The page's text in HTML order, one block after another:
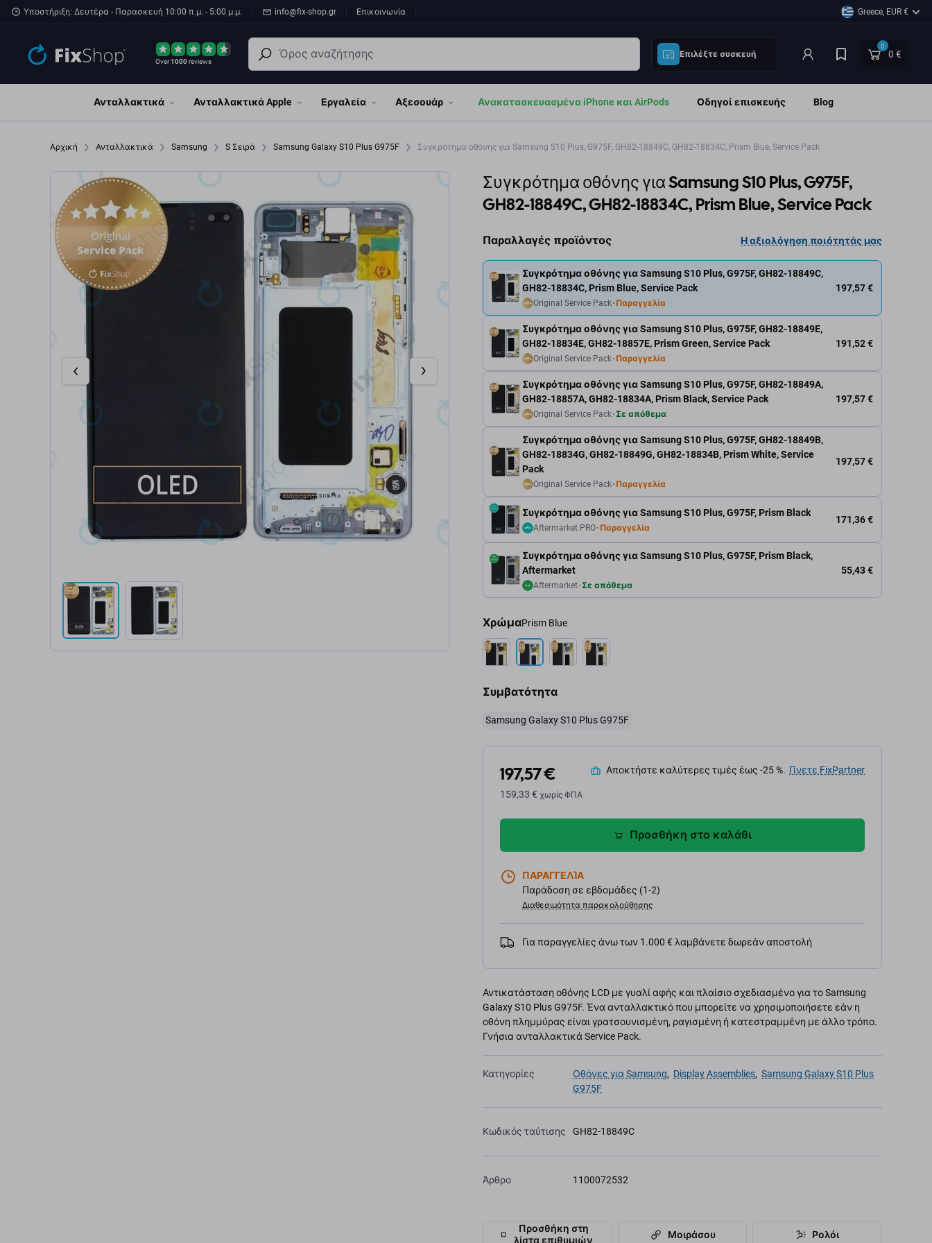
Παράβλεψη στο κύριο περιεχόμενο
Υποστήριξη: Δευτέρα - Παρασκευή 10:00 π.μ. - 5:00 μ.μ. info@fix-shop.gr Επικοινωνία Greece, EUR €
Over1000reviews
Επιλέξτε συσκευή
0
0 €
Ανταλλακτικά Ανταλλακτικά Apple Εργαλεία Αξεσουάρ Ανακατασκευασμένα iPhone και AirPods Οδηγοί επισκευής Blog
Αρχική Ανταλλακτικά Samsung S Σειρά Samsung Galaxy S10 Plus G975F Συγκρότημα οθόνης για Samsung S10 Plus, G975F, GH82-18849C, GH82-18834C, Prism Blue, Service Pack
Συγκρότημα οθόνης για Samsung S10 Plus, G975F,
GH82-18849C, GH82-18834C, Prism Blue, Service Pack
Παραλλαγές προϊόντος Η αξιολόγηση ποιότητάς μας
Συγκρότημα οθόνης για Samsung S10 Plus, G975F, GH82-18849E,
GH82-18834E, GH82-18857E, Prism Green, Service Pack
Original Service Pack Παραγγελία
191,52 €
Συγκρότημα οθόνης για Samsung S10 Plus, G975F, GH82-18849A,
GH82-18857A, GH82-18834A, Prism Black, Service Pack
Original Service Pack Σε απόθεμα
197,57 €
Συγκρότημα οθόνης για Samsung S10 Plus, G975F, GH82-18849C,
GH82-18834C, Prism Blue, Service Pack
Original Service Pack Παραγγελία
197,57 €
Συγκρότημα οθόνης για Samsung S10 Plus, G975F, GH82-18849B,
GH82-18834G, GH82-18849G, GH82-18834B, Prism White, Service
Pack
Original Service Pack Παραγγελία
197,57 €
Συγκρότημα οθόνης για Samsung S10 Plus, G975F, Prism Black
Aftermarket PRO Παραγγελία
171,36 €
Συγκρότημα οθόνης για Samsung S10 Plus, G975F, Prism Black,
Aftermarket
Aftermarket Σε απόθεμα
55,43 €
ΧρώμαPrism Blue
Συμβατότητα
Samsung Galaxy S10 Plus G975F
197,57 €
159,33 € χωρίς ΦΠΑ
Αποκτήστε καλύτερες τιμές έως -25 %. Γίνετε FixPartner
Προσθήκη στο καλάθι
ΠΑΡΑΓΓΕΛΊΑ
Παράδοση σε εβδομάδες (1-2)
Διαθεσιμότητα παρακολούθησης
Για παραγγελίες άνω των 1.000 € λαμβάνετε δωρεάν αποστολή
Αντικατάσταση οθόνης LCD με γυαλί αφής και πλαίσιο σχεδιασμένο για το Samsung
Galaxy S10 Plus G975F. Ένα ανταλλακτικό που μπορείτε να χρησιμοποιήσετε εάν η
οθόνη πλημμύρας είναι γρατσουνισμένη, ραγισμένη ή κατεστραμμένη με άλλο τρόπο.
Γνήσια ανταλλακτικά Service Pack.
Κατηγορίες Οθόνες για Samsung, Display Assemblies, Samsung Galaxy S10 Plus
G975F
Κωδικός ταύτισης GH82-18849C
Άρθρο 1100072532
Προσθήκη στη
λίστα επιθυμιών
Μοιράσου Ρολόι